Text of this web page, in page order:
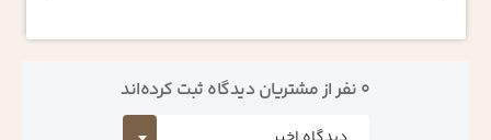
0 نفر از مشتریان دیدگاه ثبت کرده‌اند